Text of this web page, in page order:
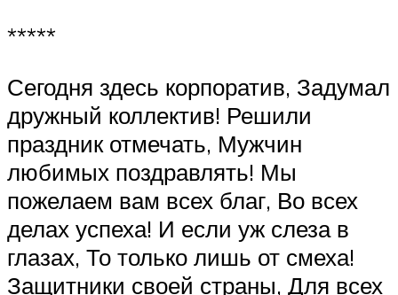
*****
Сегодня здесь корпоратив, Задумал
дружный коллектив! Решили
праздник отмечать, Мужчин
любимых поздравлять! Мы
пожелаем вам всех благ, Во всех
делах успеха! И если уж слеза в
глазах, То только лишь от смеха!
Защитники своей страны, Для всех